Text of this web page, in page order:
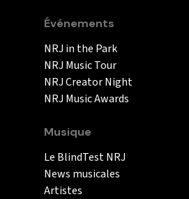
Événements
NRJ in the Park
NRJ Music Tour
NRJ Creator Night
NRJ Music Awards
Musique
Le BlindTest NRJ
News musicales
Artistes